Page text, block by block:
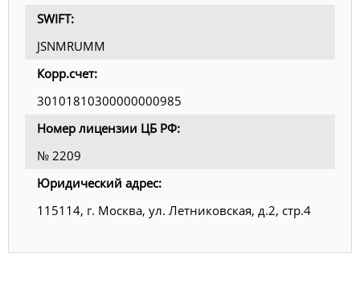
SWIFT:
JSNMRUMM
Корр.счет:
30101810300000000985
Номер лицензии ЦБ РФ:
№ 2209
Юридический адрес:
115114, г. Москва, ул. Летниковская, д.2, стр.4